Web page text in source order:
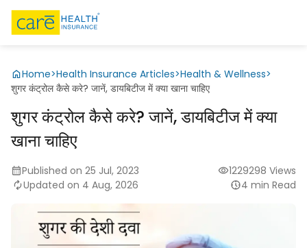
Home>Health Insurance Articles>Health & Wellness>
शुगर कंट्रोल कैसे करे? जानें, डायबिटीज में क्या खाना चाहिए
शुगर कंट्रोल कैसे करे? जानें, डायबिटीज में क्या
खाना चाहिए
Published on 25 Jul, 2023
Updated on 4 Aug, 2026
1229298 Views
4 min Read